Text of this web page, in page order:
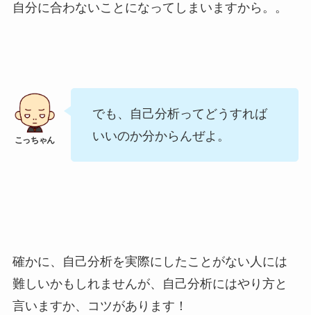
自分に合わないことになってしまいますから。。
でも、自己分析ってどうすれば
いいのか分からんぜよ。
確かに、自己分析を実際にしたことがない人には
難しいかもしれませんが、自己分析にはやり方と
言いますか、コツがあります！